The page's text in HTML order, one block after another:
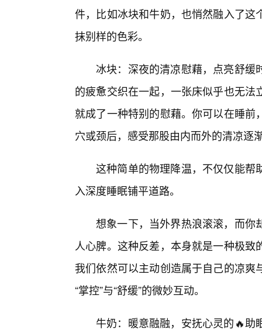
件，比如冰块和牛奶，也悄然融入了
抹别样的色彩。
冰块：深夜的清凉慰藉，点亮舒
的疲惫交织在一起，一张床似乎也无
就成了一种特别的慰藉。你可以在睡
穴或颈后，感受那股由内而外的清凉逐
这种简单的物理降温，不仅仅能帮
入深度睡眠铺平道路。
想象一下，当外界热浪滚滚，而你
人心脾。这种反差，本身就是一种极
我们依然可以主动创造属于自己的凉
“掌控”与“舒缓”的微妙互动。
牛奶：暖意融融，安抚心灵的🔥